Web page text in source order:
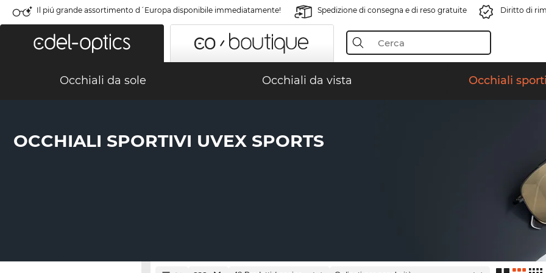
Il piú grande assortimento d´Europa disponibile immediatamente! Spedizione di consegna e di reso gratuite Diritto di
Occhiali da sole Occhiali da vista Occhiali
OCCHIALI SPORTIVI UVEX SPORTS